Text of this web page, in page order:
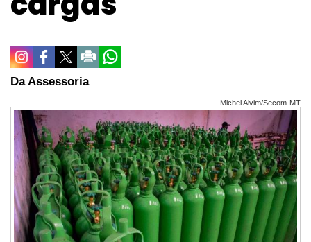
Da Assessoria
Michel Alvim/Secom-MT